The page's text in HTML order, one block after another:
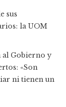
sus
la UOM
al Gobierno y
«Son
ni tienen un